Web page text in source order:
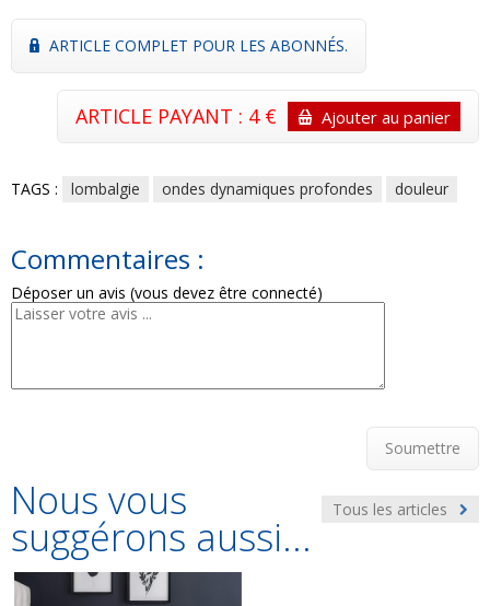
ARTICLE COMPLET POUR LES ABONNÉS.
ARTICLE PAYANT : 4 € Ajouter au panier
TAGS : lombalgie ondes dynamiques profondes douleur
Commentaires :
Déposer un avis (vous devez être connecté)
Soumettre
Tous les articles
Nous vous
suggérons aussi...